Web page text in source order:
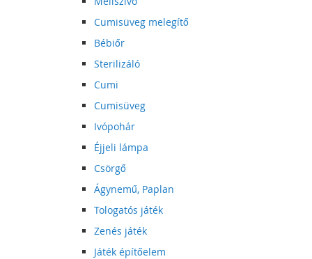
Cumisüveg melegítő
Bébiőr
Sterilizáló
Cumi
Cumisüveg
Ivópohár
Éjjeli lámpa
Csörgő
Ágynemű, Paplan
Tologatós játék
Zenés játék
Játék építőelem